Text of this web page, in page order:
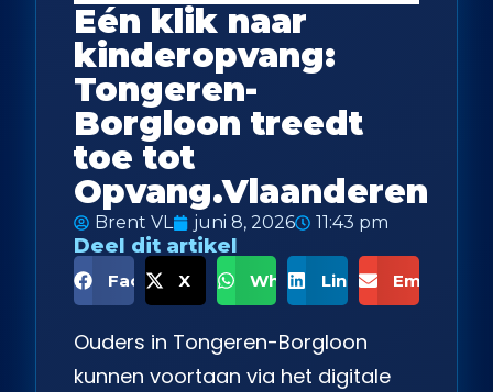
Eén klik naar
kinderopvang:
Tongeren-
Borgloon treedt
toe tot
Opvang.Vlaanderen
Brent VL juni 8, 2026 11:43 pm
Deel dit artikel
Facebook
X WhatsAppLinkedInEmail
Ouders in Tongeren-Borgloon
kunnen voortaan via het digitale